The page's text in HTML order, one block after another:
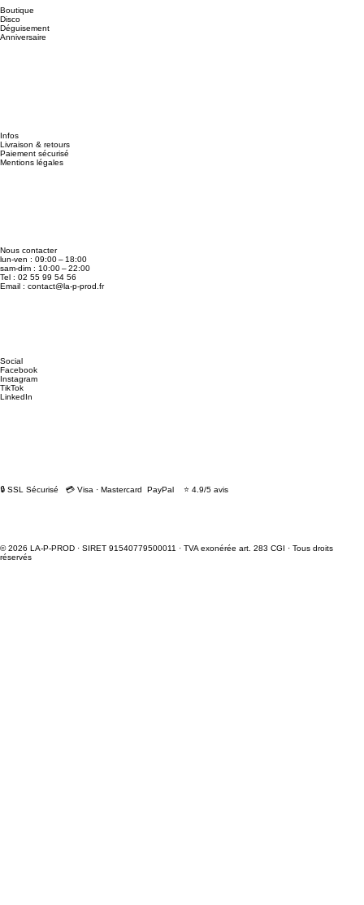
Boutique
Disco
Déguisement
Anniversaire
Social
Facebook
Instagram
TikTok
LinkedIn
Infos
Livraison & retours
Paiement sécurisé
Mentions légales
Nous contacter
lun-ven : 09:00 – 18:00
sam-dim : 10:00 – 22:00
Tel : 02 55 99 54 56
Email : contact@la-p-prod.fr
© 2026 LA-P-PROD · SIRET 91540779500011 · TVA exonérée art. 283 CGI · Tous droits
réservés
🔒 SSL Sécurisé 💳 Visa · Mastercard PayPal ⭐ 4.9/5 avis